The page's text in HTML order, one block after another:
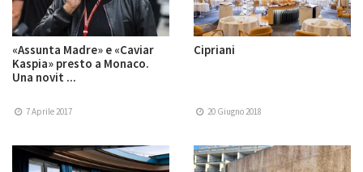
«Assunta Madre» e «Caviar
Kaspia» presto a Monaco.
Una novit ...
7 Aprile 2017
Cipriani
20 Giugno 2018